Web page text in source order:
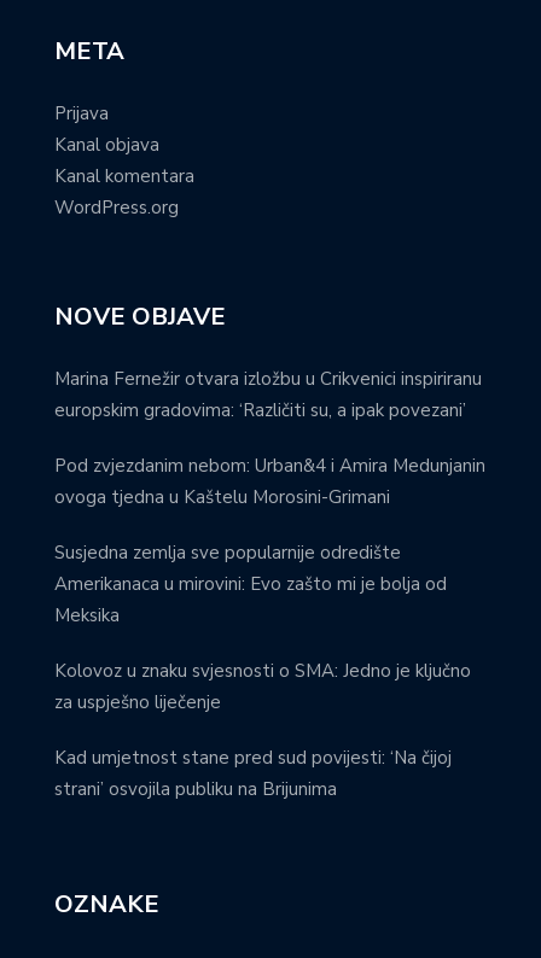
META
Prijava
Kanal objava
Kanal komentara
WordPress.org
NOVE OBJAVE
Marina Fernežir otvara izložbu u Crikvenici inspiriranu
europskim gradovima: ‘Različiti su, a ipak povezani’
Pod zvjezdanim nebom: Urban&4 i Amira Medunjanin
ovoga tjedna u Kaštelu Morosini-Grimani
Susjedna zemlja sve popularnije odredište
Amerikanaca u mirovini: Evo zašto mi je bolja od
Meksika
Kolovoz u znaku svjesnosti o SMA: Jedno je ključno
za uspješno liječenje
Kad umjetnost stane pred sud povijesti: ‘Na čijoj
strani’ osvojila publiku na Brijunima
OZNAKE